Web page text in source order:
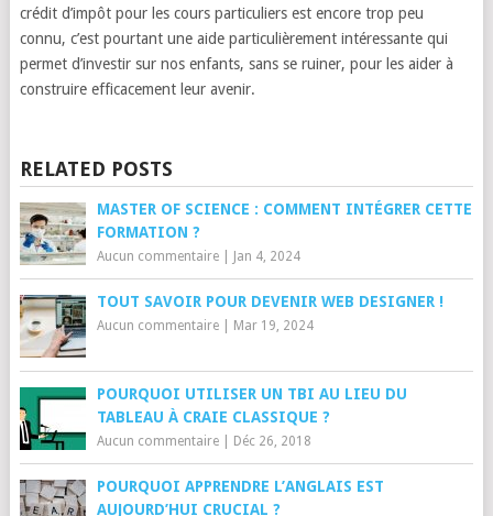
crédit d’impôt pour les cours particuliers est encore trop peu
connu, c’est pourtant une aide particulièrement intéressante qui
permet d’investir sur nos enfants, sans se ruiner, pour les aider à
construire efficacement leur avenir.
RELATED POSTS
MASTER OF SCIENCE : COMMENT INTÉGRER CETTE
FORMATION ?
Aucun commentaire| Jan 4, 2024
TOUT SAVOIR POUR DEVENIR WEB DESIGNER !
Aucun commentaire| Mar 19, 2024
POURQUOI UTILISER UN TBI AU LIEU DU
TABLEAU À CRAIE CLASSIQUE ?
Aucun commentaire| Déc 26, 2018
POURQUOI APPRENDRE L’ANGLAIS EST
AUJOURD’HUI CRUCIAL ?